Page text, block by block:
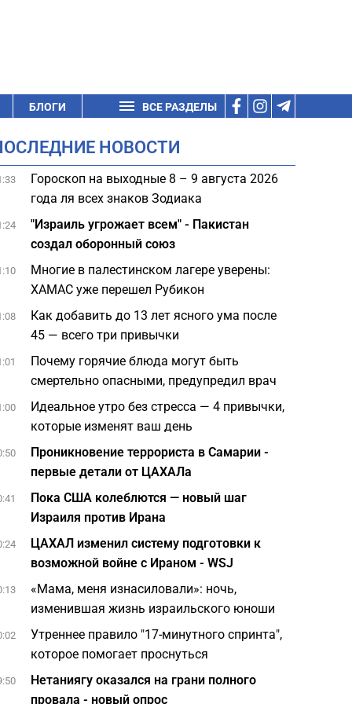
БЛОГИ ВСЕ РАЗДЕЛЫ
НОВОСТИ
Гороскоп на выходные 8 – 9 августа 2026
года ля всех знаков Зодиака
"Израиль угрожает всем" - Пакистан
создал оборонный союз
Многие в палестинском лагере уверены:
ХАМАС уже перешел Рубикон
Как добавить до 13 лет ясного ума после
45 — всего три привычки
Почему горячие блюда могут быть
смертельно опасными, предупредил врач
Идеальное утро без стресса — 4 привычки,
которые изменят ваш день
Проникновение террориста в Самарии -
первые детали от ЦАХАЛа
Пока США колеблются — новый шаг
Израиля против Ирана
ЦАХАЛ изменил систему подготовки к
возможной войне с Ираном - WSJ
«Мама, меня изнасиловали»: ночь,
изменившая жизнь израильского юноши
Утреннее правило "17-минутного спринта",
которое помогает проснуться
Нетаниягу оказался на грани полного
провала - новый опрос